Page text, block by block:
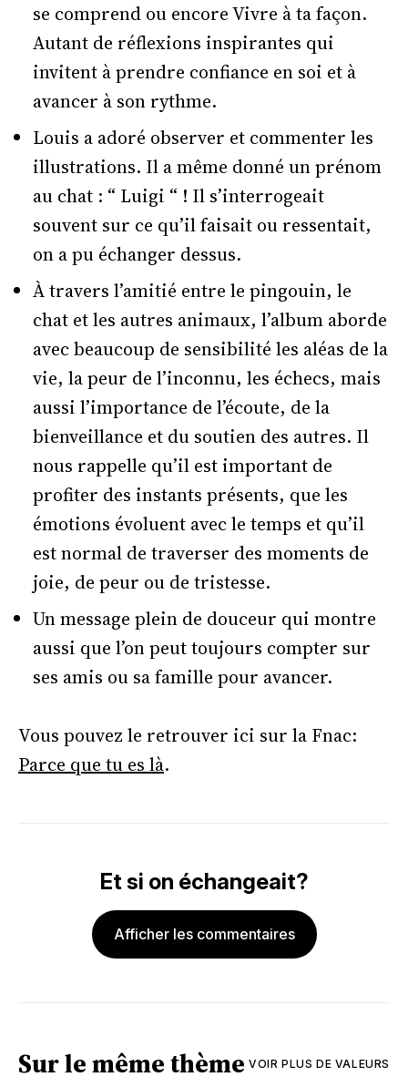
se comprend ou encore Vivre à ta façon.
Autant de réflexions inspirantes qui
invitent à prendre confiance en soi et à
avancer à son rythme.
Louis a adoré observer et commenter les
illustrations. Il a même donné un prénom
au chat : “ Luigi “ ! Il s’interrogeait
souvent sur ce qu’il faisait ou ressentait,
on a pu échanger dessus.
À travers l’amitié entre le pingouin, le
chat et les autres animaux, l’album aborde
avec beaucoup de sensibilité les aléas de la
vie, la peur de l’inconnu, les échecs, mais
aussi l’importance de l’écoute, de la
bienveillance et du soutien des autres. Il
nous rappelle qu’il est important de
profiter des instants présents, que les
émotions évoluent avec le temps et qu’il
est normal de traverser des moments de
joie, de peur ou de tristesse.
Un message plein de douceur qui montre
aussi que l’on peut toujours compter sur
ses amis ou sa famille pour avancer.
Vous pouvez le retrouver ici sur la Fnac:
Parce que tu es là.
Et si on échangeait?
Afficher les commentaires
Sur le même thème VOIR PLUS DE VALEURS